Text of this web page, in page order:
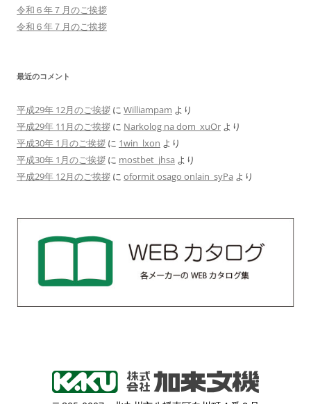
令和６年７月のご挨拶
令和６年７月のご挨拶
最近のコメント
平成29年 12月のご挨拶 に Williampam より
平成29年 11月のご挨拶 に Narkolog na dom_xuOr より
平成30年 1月のご挨拶 に 1win_lxon より
平成30年 1月のご挨拶 に mostbet_jhsa より
平成29年 12月のご挨拶 に oformit osago onlain_syPa より